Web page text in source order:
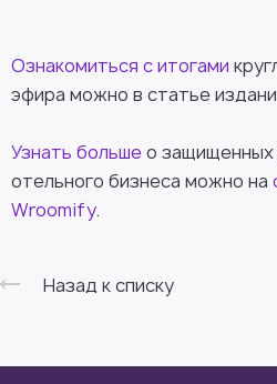
Ознакомиться с итогами
эфира можно в статье
Узнать большео защищенных
отельного бизнеса можно на
Wroomify.
Назад к списку